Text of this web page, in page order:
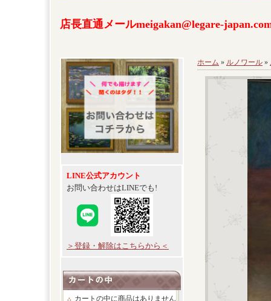
店長直通メールmeigakan@legare-
LINE公式アカウント
お問い合わせはLINEでも!
＞登録・解除はこちらから＜
カートの中に商品はありません
ホーム » ルノワール »